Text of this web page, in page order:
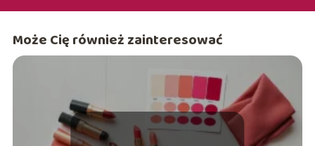
Może Cię również zainteresować